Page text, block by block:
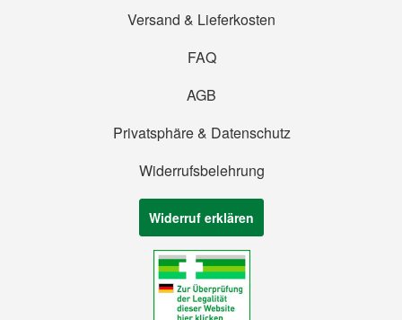
Versand & Lieferkosten
FAQ
AGB
Privatsphäre & Datenschutz
Widerrufsbelehrung
Widerruf erklären